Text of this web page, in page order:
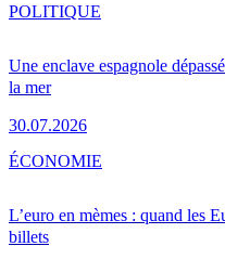
Une enclave espagnole
la mer
30.07.2026
POLITIQUE
L’euro en mèmes : quand les
billets
ÉCONOMIE